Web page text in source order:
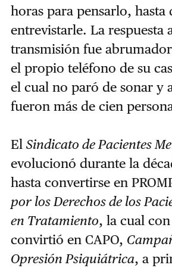
horas para pensarlo, hasta
entrevistarle. La respuesta
transmisión fue
el propio teléfono de su
el cual no paró de sonar y
fueron más de cien
El Sindicato de Pacientes
evolucionó durante la
hasta convertirse en
por los Derechos de los
en Tratamiento, la cual
convirtió en CAPO,
Opresión Psiquiátrica, a